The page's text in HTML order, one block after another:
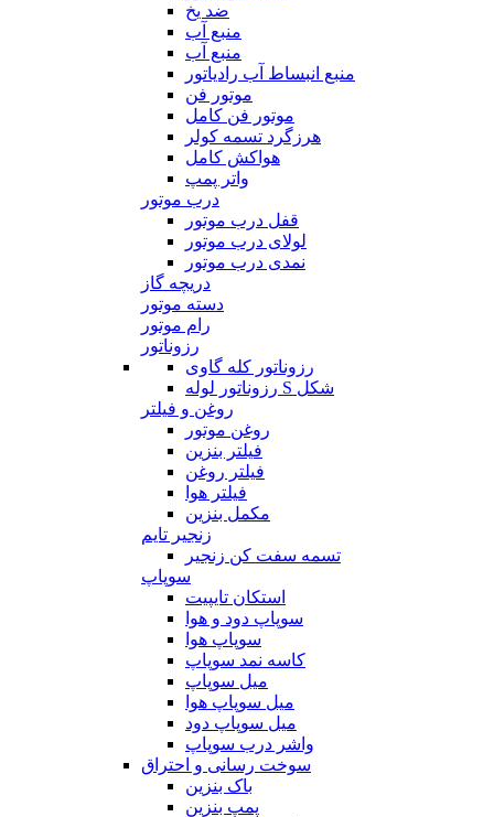
ضد یخ
منبع آب
منبع آب
منبع انبساط آب رادیاتور
موتور فن
موتور فن کامل
هرزگرد تسمه کولر
هواکش کامل
واتر پمپ
درب موتور
قفل درب موتور
لولای درب موتور
نمدی درب موتور
دریچه گاز
دسته موتور
رام موتور
رزوناتور
رزوناتور کله گاوی
رزوناتور لوله S شکل
روغن و فیلتر
روغن موتور
فیلتر بنزین
فیلتر روغن
فیلتر هوا
مکمل بنزین
زنجیر تایم
تسمه سفت کن زنجیر
سوپاپ
استکان تایپیت
سوپاپ دود و هوا
سوپاپ هوا
کاسه نمد سوپاپ
میل سوپاپ
میل سوپاپ هوا
میل سوپاپ دود
واشر درب سوپاپ
سوخت رسانی و احتراق
باک بنزین
پمپ بنزین